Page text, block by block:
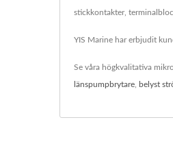
stickkontakter,
YIS Marine har erbjudit
Se våra högkvalitativa
länspumpbrytare belyst